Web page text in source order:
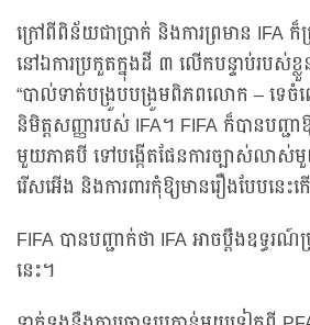
ក្រៅពីពិន័យជាប្រាក់ និងការព្រមាន IFA
នៅឯការប្រកួតក្នុងដី ៣ លើកបន្ទាប់របស់ខ្
“បាល់ទាត់បង្រួបបង្រួមពិភពលោក – ទេចំព
និមិត្តសញ្ញារបស់ IFA។ FIFA ក៏បានបញ្ជ
មួយភាគបី ទៅបង្កើតផែនការច្បាស់លាស់មួ
រើសអើង និងការពារកុំឱ្យមានរឿងបែបនេ
FIFA បានបញ្ជាក់ថា IFA អាចប្តឹងឧទ្ធរណ៍
នេះ។